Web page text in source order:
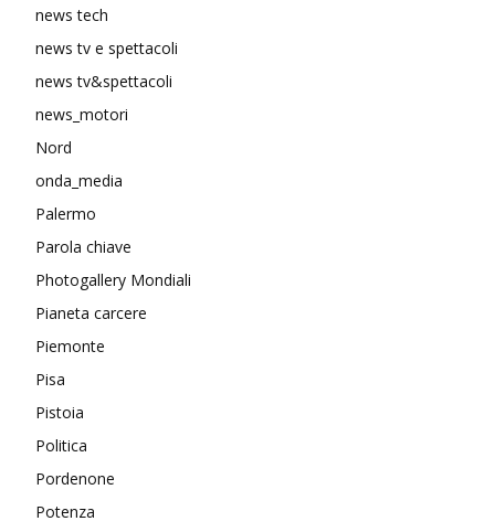
news tech
news tv e spettacoli
news tv&spettacoli
news_motori
Nord
onda_media
Palermo
Parola chiave
Photogallery Mondiali
Pianeta carcere
Piemonte
Pisa
Pistoia
Politica
Pordenone
Potenza